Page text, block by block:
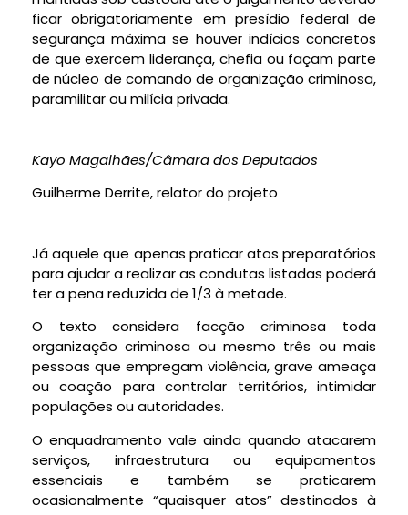
ficar obrigatoriamente em presídio federal de
segurança máxima se houver indícios concretos
de que exercem liderança, chefia ou façam parte
de núcleo de comando de organização criminosa,
paramilitar ou milícia privada.
Kayo Magalhães/Câmara dos Deputados
Guilherme Derrite, relator do projeto
Já aquele que apenas praticar atos preparatórios
para ajudar a realizar as condutas listadas poderá
ter a pena reduzida de 1/3 à metade.
O texto considera facção criminosa toda
organização criminosa ou mesmo três ou mais
pessoas que empregam violência, grave ameaça
ou coação para controlar territórios, intimidar
populações ou autoridades.
O enquadramento vale ainda quando atacarem
serviços, infraestrutura ou equipamentos
essenciais e também se praticarem
ocasionalmente “quaisquer atos” destinados à